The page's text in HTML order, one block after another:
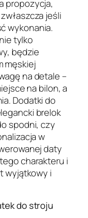
propozycja,
jeśli
wykonania.
tylko
będzie
męskiej
na detale –
na bilon, a
Dodatki do
brelok
spodni, czy
w
daty
charakteru i
wyjątkowy i
do stroju